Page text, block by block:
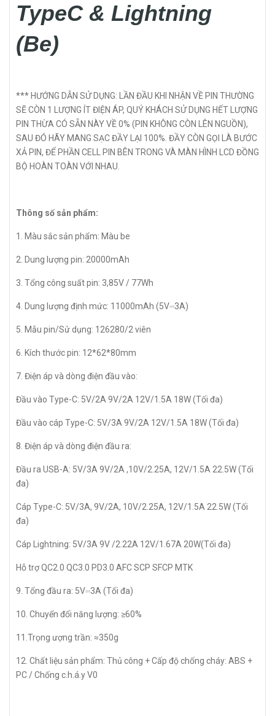
TypeC & Lightning
(Be)
*** HƯỚNG DẪN SỬ DỤNG: LẦN ĐẦU KHI NHẬN VỀ PIN THƯỜNG
SẼ CÒN 1 LƯỢNG ÍT ĐIỆN ÁP, QUÝ KHÁCH SỬ DỤNG HẾT LƯỢNG
PIN THỪA CÓ SẴN NÀY VỀ 0% (PIN KHÔNG CÒN LÊN NGUỒN),
SAU ĐÓ HÃY MANG SẠC ĐẦY LẠI 100%. ĐẦY CÒN GỌI LÀ BƯỚC
XẢ PIN, ĐỂ PHẦN CELL PIN BÊN TRONG VÀ MÀN HÌNH LCD ĐỒNG
BỘ HOÀN TOÀN VỚI NHAU.
Thông số sản phẩm:
1. Màu sắc sản phẩm: Màu be
2. Dung lượng pin: 20000mAh
3. Tổng công suất pin: 3,85V / 77Wh
4. Dung lượng định mức: 11000mAh (5V⎓3A)
5. Mẫu pin/Sử dụng: 126280/2 viên
6. Kích thước pin: 12*62*80mm
7. Điện áp và dòng điện đầu vào:
Đầu vào Type-C: 5V/2A 9V/2A 12V/1.5A 18W (Tối đa)
Đầu vào cáp Type-C: 5V/3A 9V/2A 12V/1.5A 18W (Tối đa)
8. Điện áp và dòng điện đầu ra:
Đầu ra USB-A: 5V/3A 9V/2A ,10V/2.25A, 12V/1.5A 22.5W (Tối
đa)
Cáp Type-C: 5V/3A, 9V/2A, 10V/2.25A, 12V/1.5A 22.5W (Tối
đa)
Cáp Lightning: 5V/3A 9V /2.22A 12V/1.67A 20W(Tối đa)
Hỗ trợ QC2.0 QC3.0 PD3.0 AFC SCP SFCP MTK
9. Tổng đầu ra: 5V⎓3A (Tối đa)
10. Chuyển đổi năng lượng: ≥60%
11.Trọng ượng trần: ≈350g
12. Chất liệu sản phẩm: Thủ công + Cấp độ chống cháy: ABS +
PC / Chống c.h.á.y V0